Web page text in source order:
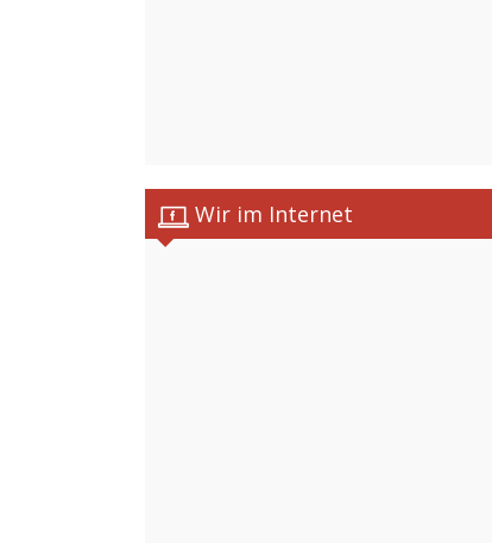
Wir im Internet